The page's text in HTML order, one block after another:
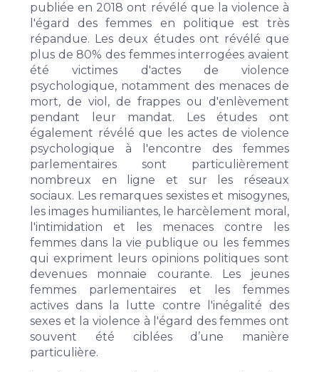
publiée en 2018 ont révélé que la violence à
l'égard des femmes en politique est très
répandue. Les deux études ont révélé que
plus de 80% des femmes interrogées avaient
été victimes d'actes de violence
psychologique, notamment des menaces de
mort, de viol, de frappes ou d'enlèvement
pendant leur mandat. Les études ont
également révélé que les actes de violence
psychologique à l'encontre des femmes
parlementaires sont particulièrement
nombreux en ligne et sur les réseaux
sociaux. Les remarques sexistes et misogynes,
les images humiliantes, le harcèlement moral,
l'intimidation et les menaces contre les
femmes dans la vie publique ou les femmes
qui expriment leurs opinions politiques sont
devenues monnaie courante. Les jeunes
femmes parlementaires et les femmes
actives dans la lutte contre l'inégalité des
sexes et la violence à l'égard des femmes ont
souvent été ciblées d’une manière
particulière.